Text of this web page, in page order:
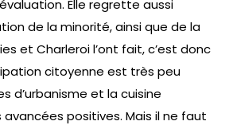
Elle regrette aussi
de la minorité, ainsi que de la
et Charleroi l’ont fait, c’est donc
citoyenne est très peu
d’urbanisme et la cuisine
positives. Mais il ne faut